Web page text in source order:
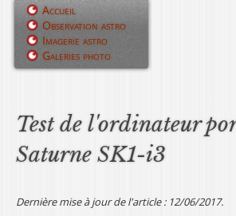
Jump to navigation
Test de l'ordinateur
Saturne SK1-i3
Dernière mise à jour de l'article : 12/06/2017.
M
u
p
i
Accueil
Observation astro
Imagerie astro
Galeries photo